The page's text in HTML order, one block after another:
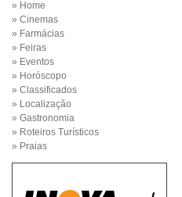
» Home
» Cinemas
» Farmácias
» Feiras
» Eventos
» Horóscopo
» Classificados
» Localização
» Gastronomia
» Roteiros Turísticos
» Praias